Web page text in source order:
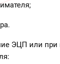
ЭЦП или при